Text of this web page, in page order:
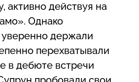
активно действуя на
Однако
держали
перехватывали
в дебюте встречи